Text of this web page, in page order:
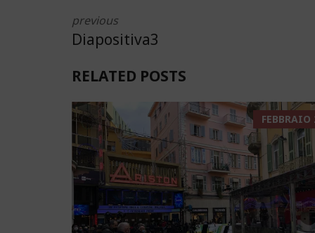
previous
Diapositiva3
RELATED POSTS
FEBBRAIO